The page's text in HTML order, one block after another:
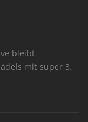
bleibt
mit super 3.